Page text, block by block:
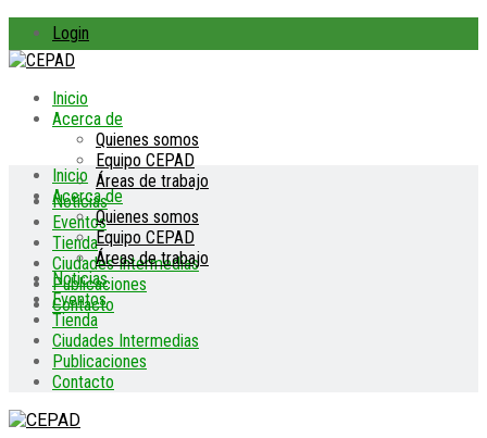
Login
Inicio
Acerca de
Quienes somos
Equipo CEPAD
Áreas de trabajo
Noticias
Eventos
Tienda
Ciudades Intermedias
Publicaciones
Contacto
Inicio
Acerca de
Quienes somos
Equipo CEPAD
Áreas de trabajo
Noticias
Eventos
Tienda
Ciudades Intermedias
Publicaciones
Contacto